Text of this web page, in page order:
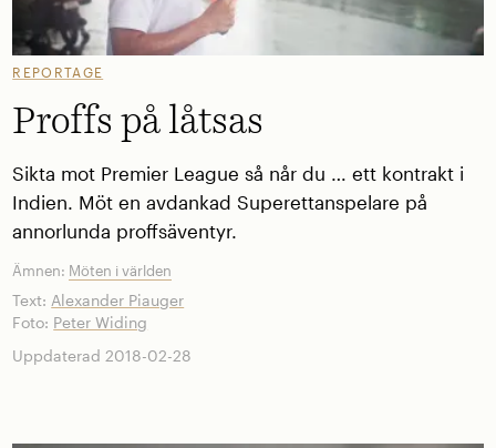
REPORTAGE
Proffs på låtsas
Sikta mot Premier League så når du … ett kontrakt i
Indien. Möt en avdankad Superettanspelare på
annorlunda proffsäventyr.
Ämnen: Möten i världen
Text:Alexander Piauger
Foto: Peter Widing
Uppdaterad 2018-02-28